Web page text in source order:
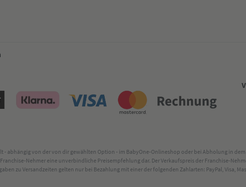
- abhängig von der von dir gewählten Option - im BabyOne-Onlineshop oder bei Abholung in
Nehmer eine unverbindliche Preisempfehlung dar. Der Verkaufspreis der Franchise-
zu Versandzeiten gelten nur bei Bezahlung mit einer der folgenden Zahlarten: PayPal, Visa,